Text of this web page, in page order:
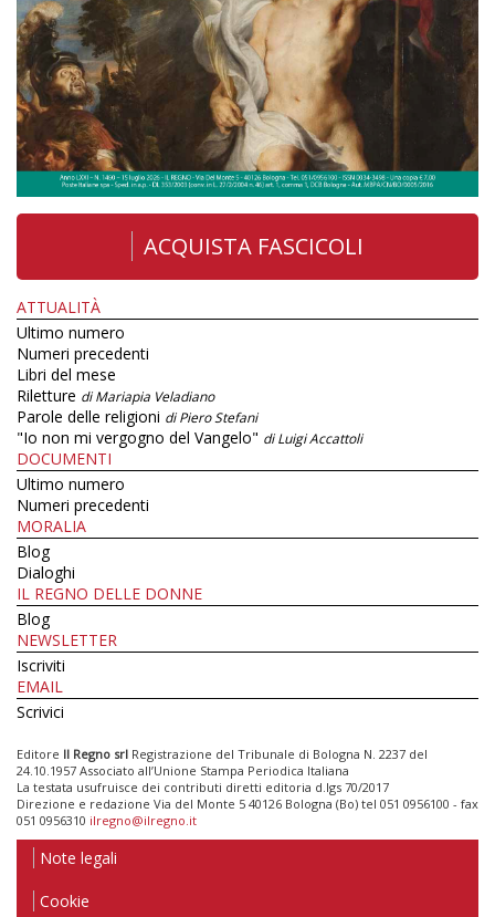
ACQUISTA FASCICOLI
ATTUALITÀ
Ultimo numero
Numeri precedenti
Libri del mese
Riletture di Mariapia Veladiano
Parole delle religioni di Piero Stefani
"Io non mi vergogno del Vangelo" di Luigi Accattoli
DOCUMENTI
Ultimo numero
Numeri precedenti
MORALIA
Blog
Dialoghi
IL REGNO DELLE DONNE
Blog
NEWSLETTER
Iscriviti
EMAIL
Scrivici
Editore Il Regno srl Registrazione del Tribunale di Bologna N. 2237 del
24.10.1957 Associato all’Unione Stampa Periodica Italiana
La testata usufruisce dei contributi diretti editoria d.lgs 70/2017
Direzione e redazione Via del Monte 5 40126 Bologna (Bo) tel 051 0956100 - fax
051 0956310 ilregno@ilregno.it
Note legali
Cookie